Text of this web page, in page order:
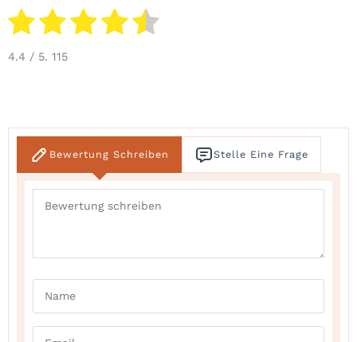
4.4 / 5. 115
Bewertung Schreiben Stelle Eine Frage